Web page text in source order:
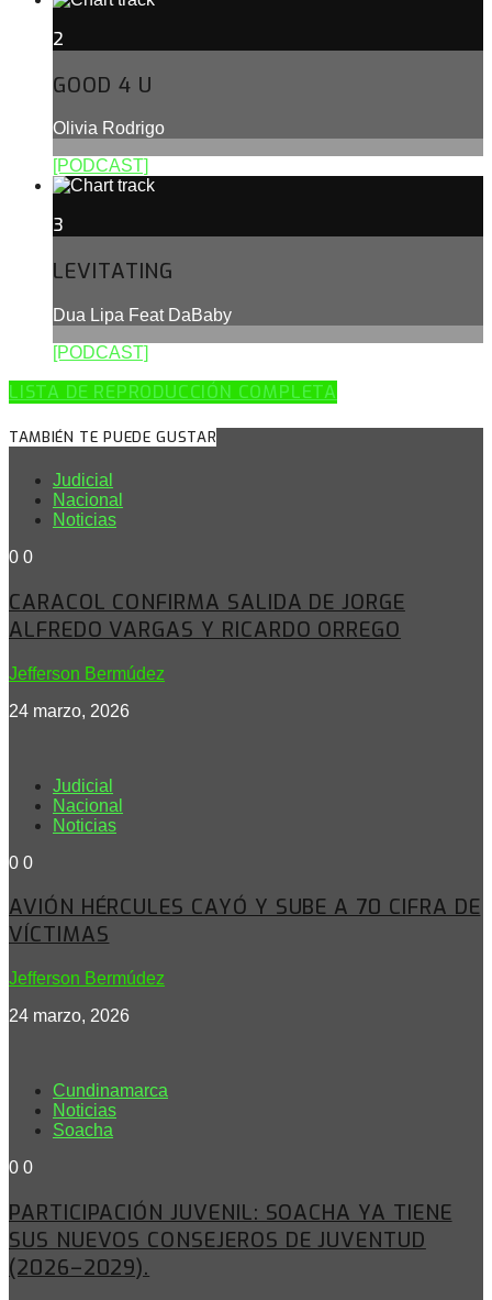
2
GOOD 4 U
Olivia Rodrigo
[PODCAST]
3
LEVITATING
Dua Lipa Feat DaBaby
[PODCAST]
LISTA DE REPRODUCCIÓN COMPLETA
TAMBIÉN TE PUEDE GUSTAR
Judicial
Nacional
Noticias
0 0
CARACOL CONFIRMA SALIDA DE JORGE
ALFREDO VARGAS Y RICARDO ORREGO
Jefferson Bermúdez
24 marzo, 2026
Judicial
Nacional
Noticias
0 0
AVIÓN HÉRCULES CAYÓ Y SUBE A 70 CIFRA DE
VÍCTIMAS
Jefferson Bermúdez
24 marzo, 2026
Cundinamarca
Noticias
Soacha
0 0
PARTICIPACIÓN JUVENIL: SOACHA YA TIENE
SUS NUEVOS CONSEJEROS DE JUVENTUD
(2026–2029).